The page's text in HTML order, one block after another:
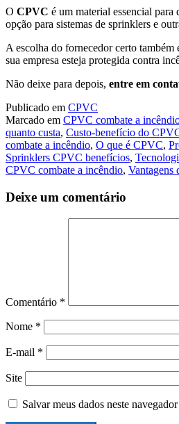
O CPVC é um material essencial
opção para sistemas de sprinklers e
A escolha do fornecedor certo também
sua empresa esteja protegida contra
Não deixe para depois, entre em
Publicado em CPVC
Marcado em CPVC combate a
quanto custa, Custo-benefício do
combate a incêndio, O que é CPVC,
Sprinklers CPVC benefícios,
CPVC combate a incêndio, Vantagens
Deixe um comentário
Comentário *
Nome *
E-mail *
Site
Salvar meus dados neste